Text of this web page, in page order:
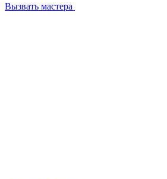
Вызвать мастера